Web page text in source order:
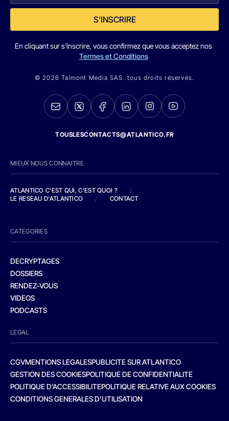
S'INSCRIRE
En cliquant sur s'inscrire, vous confirmez que vous acceptez nos
Termes et Conditions
© 2026 Talmont Media SAS. tous droits réservés.
TOUSLESCONTACTS@ATLANTICO.FR
MIEUX NOUS CONNAITRE
ATLANTICO C'EST QUI, C'EST QUOI ?
/
LE RESEAU D'ATLANTICO
/ CONTACT
CATEGORIES
DECRYPTAGES
DOSSIERS
RENDEZ-VOUS
VIDEOS
PODCASTS
LEGAL
CGVMENTIONS LEGALESPUBLICITE SUR ATLANTICO
GESTION DES COOKIESPOLITIQUE DE CONFIDENTIALITE
POLITIQUE D’ACCESSIBILITEPOLITIQUE RELATIVE AUX COOKIES
CONDITIONS GENERALES D’UTILISATION